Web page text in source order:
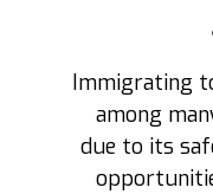
Immigrating
among
due to its